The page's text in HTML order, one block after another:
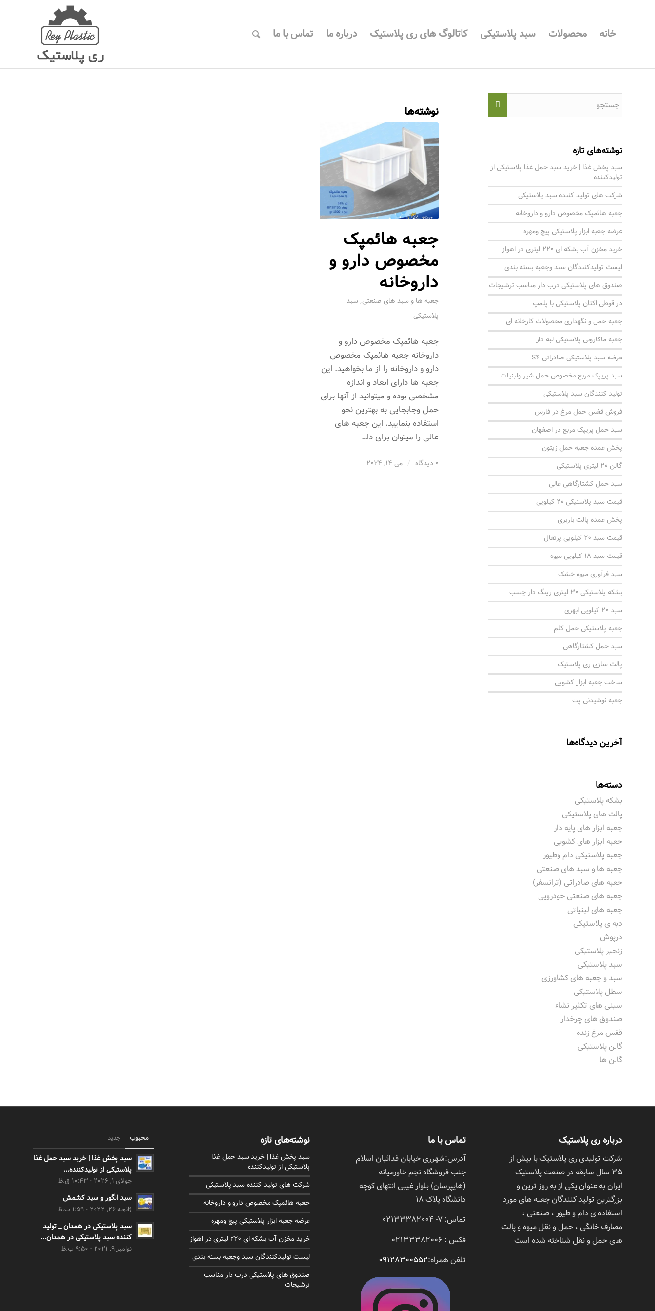
خانه محصولات سبد پلاستیکی کاتالوگ های ری پلاستیک درباره ما تماس با ما
نوشته‌ها
جعبه هائمپک
مخصوص دارو و
داروخانه
جعبه ها و سبد های صنعتی, سبد
پلاستیکی
جعبه هائمپک مخصوص دارو و
داروخانه جعبه هائمپک مخصوص
دارو و داروخانه را از ما بخواهید. این
جعبه ها دارای ابعاد و اندازه
مشخصی بوده و میتوانید از آنها برای
حمل وجابجایی به بهترین نحو
استفاده بنمایید. این جعبه های
عالی را میتوان برای دا…
0 دیدگاه / می 14, 2024
نوشته‌های تازه
سبد پخش غذا | خرید سبد حمل غذا پلاستیکی از
تولیدکننده
شرکت های تولید کننده سبد پلاستیکی
جعبه هائمپک مخصوص دارو و داروخانه
عرضه جعبه ابزار پلاستیکی پیچ ومهره
خرید مخزن آب بشکه ای 220 لیتری در اهواز
لیست تولیدکنندگان سبد وجعبه بسته بندی
صندوق های پلاستیکی درب دار مناسب ترشیجات
در قوطی اکتان پلاستیکی با پلمپ
جعبه حمل و نگهداری محصولات کارخانه ای
جعبه ماکارونی پلاستیکی لبه دار
عرضه سبد پلاستیکی صادراتی S4
سبد پریپک مربع مخصوص حمل شیر ولبنیات
تولید کنندگان سبد پلاستیکی
فروش قفس حمل مرغ در فارس
سبد حمل پریپک مربع در اصفهان
پخش عمده جعبه حمل زیتون
گالن 20 لیتری پلاستیکی
سبد حمل کشتارگاهی عالی
قیمت سبد پلاستیکی 20 کیلویی
پخش عمده پالت باربری
قیمت سبد ۲۰ کیلویی پرتقال
قیمت سبد 18 کیلویی میوه
سبد فرآوری میوه خشک
بشکه پلاستیکی 30 لیتری رینگ دار چسب
سبد 20 کیلویی ابهری
جعبه پلاستیکی حمل کلم
سبد حمل کشتارگاهی
پالت سازی ری پلاستیک
ساخت جعبه ابزار کشویی
جعبه نوشیدنی پت
آخرین دیدگاه‌ها
دسته‌ها
بشکه پلاستیکی
پالت های پلاستیکی
جعبه ابزار های پایه دار
جعبه ابزار های کشویی
جعبه پلاستیکی دام وطیور
جعبه ها و سبد های صنعتی
جعبه های صادراتی (ترانسفر)
جعبه های صنعتی خودرویی
جعبه های لبنیاتی
دبه ی پلاستیکی
درپوش
زنجیر پلاستیکی
سبد پلاستیکی
سبد و جعبه های کشاورزی
سطل پلاستیکی
سینی های تکثیر نشاء
صندوق های چرخدار
قفس مرغ زنده
گالن پلاستیکی
گالن ها
درباره ری پلاستیک
شرکت تولیدی ری پلاستیک با بیش از
٣۵ سال سابقه در صنعت پلاستیک
ایران به عنوان یکی از به روز ترین و
بزرگترین تولید کنندگان جعبه های مورد
استفاده ی دام و طیور ، صنعتی ،
مصارف خانگی ، حمل و نقل میوه و پالت
های حمل و نقل شناخته شده است
تماس با ما
آدرس:شهرری خیابان فدائیان اسلام
جنب فروشگاه نجم خاورمیانه
(هایپرسان) بلوار غیبی انتهای کوچه
دانشگاه پلاک 18
تماس: 7- 02133382004
فکس : 02133382006
تلفن همراه:09128300552
نوشته‌های تازه
سبد پخش غذا | خرید سبد حمل غذا
پلاستیکی از تولیدکننده
شرکت های تولید کننده سبد پلاستیکی
جعبه هائمپک مخصوص دارو و داروخانه
عرضه جعبه ابزار پلاستیکی پیچ ومهره
خرید مخزن آب بشکه ای 220 لیتری در اهواز
لیست تولیدکنندگان سبد وجعبه بسته بندی
صندوق های پلاستیکی درب دار مناسب
ترشیجات
محبوب جدید
سبد پخش غذا | خرید سبد حمل غذا
پلاستیکی از تولیدکننده...
جولای 1, 2026 - 10:43 ق.ظ
سبد انگور و سبد کشمش
ژانویه 26, 2022 - 1:59 ب.ظ
سبد پلاستیکی در همدان _ تولید
کننده سبد پلاستیکی در همدان...
نوامبر 9, 2021 - 9:50 ب.ظ